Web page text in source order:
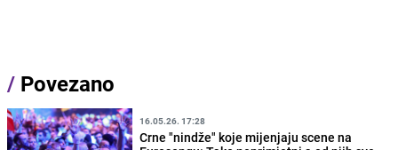
/ Povezano
16.05.26. 17:28
Crne "nindže" koje mijenjaju scene na